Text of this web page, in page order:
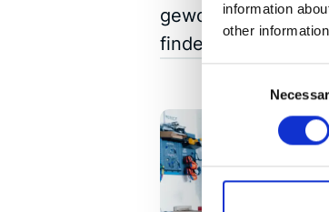
information
other
geworfen. Das
finden wir ja das